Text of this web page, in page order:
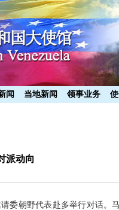
闻 当地新闻 领事业务
派动向
委朝野代表赴多举行对话。